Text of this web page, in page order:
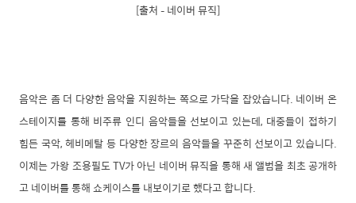
[출처 – 네이버 뮤직]
음악은 좀 더 다양한 음악을 지원하는 쪽으로 가닥을 잡았습니다. 네이버 온
스테이지를 통해 비주류 인디 음악들을 선보이고 있는데, 대중들이 접하기
힘든 국악, 헤비메탈 등 다양한 장르의 음악들을 꾸준히 선보이고 있습니다.
이제는 가왕 조용필도 TV가 아닌 네이버 뮤직을 통해 새 앨범을 최초 공개하
고 네이버를 통해 쇼케이스를 내보이기로 했다고 합니다.